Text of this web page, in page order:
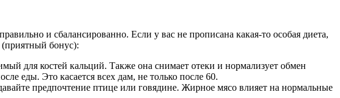
и сбалансированно. Если у вас не прописана какая-то особая диета,
(приятный бонус):
для костей кальций. Также она снимает отеки и нормализует обмен
еды. Это касается всех дам, не только после 60.
предпочтение птице или говядине. Жирное мясо влияет на нормальные